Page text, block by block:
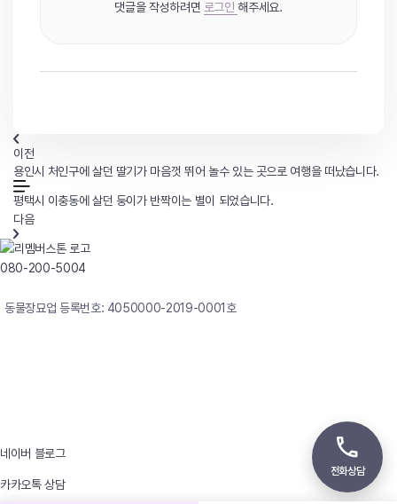
댓글을 작성하려면 로그인 해주세요.
이전
용인시 처인구에 살던 딸기가 마음껏 뛰어 놀수 있는 곳으로 여행을 떠났습니다.
평택시 이충동에 살던 둥이가 반짝이는 별이 되었습니다.
다음
080-200-5004
동물장묘업 등록번호: 4050000-2019-0001호
네이버 블로그
카카오톡 상담
전화상담